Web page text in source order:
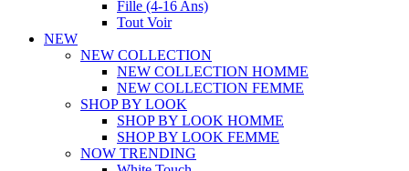
Fille (4-16 Ans)
Tout Voir
NEW
NEW COLLECTION
NEW COLLECTION HOMME
NEW COLLECTION FEMME
SHOP BY LOOK
SHOP BY LOOK HOMME
SHOP BY LOOK FEMME
NOW TRENDING